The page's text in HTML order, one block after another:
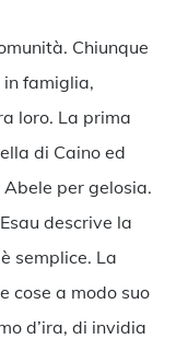
Chiunque
famiglia,
loro. La prima
di Caino ed
per gelosia.
descrive la
semplice. La
cose a modo suo
d’ira, di invidia